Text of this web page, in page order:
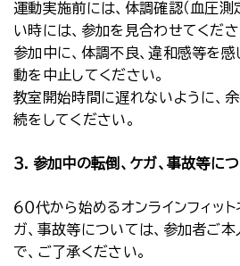
運動実施前には、体調確認（血圧測
い時には、参加を見合わせてくださ
参加中に、体調不良、違和感等を
動を中止してください。
教室開始時間に遅れないように、
続をしてください。
３．参加中の転倒、ケガ、事故等に
６０代から始めるオンラインフィッ
ガ、事故等については、参加者ご
で、ご了承ください。